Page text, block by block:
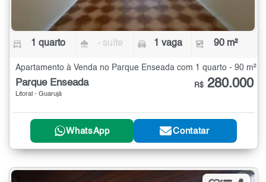
1 quarto - suíte 1 vaga 90 m²
Apartamento à Venda no Parque Enseada com 1 quarto - 90 m²
Parque Enseada
Litoral - Guarujá
R$ 280.000
WhatsApp Contatar